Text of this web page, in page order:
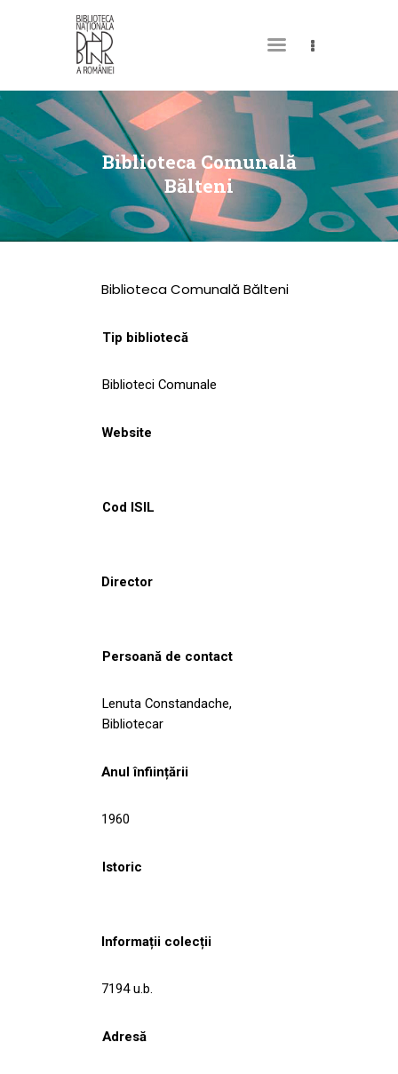
Biblioteca Comunală
Bălteni
DESPRE NOI
PERMISUL MEU DE
BIBLIOTECĂ
CATALOAGE ȘI
COLECȚII
CULTURALE
NOUTĂȚI
Biblioteca Comunală Bălteni
Tip bibliotecă
Biblioteci Comunale
Website
Cod ISIL
Director
Persoană de contact
Lenuta Constandache,
Bibliotecar
Anul înființării
1960
Istoric
Informații colecții
7194 u.b.
Adresă